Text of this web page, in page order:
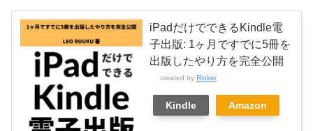
iPadだけでできるKindle電
子出版: 1ヶ月ですでに5冊を
出版したやり方を完全公開
created by Rinker
Kindle Amazon